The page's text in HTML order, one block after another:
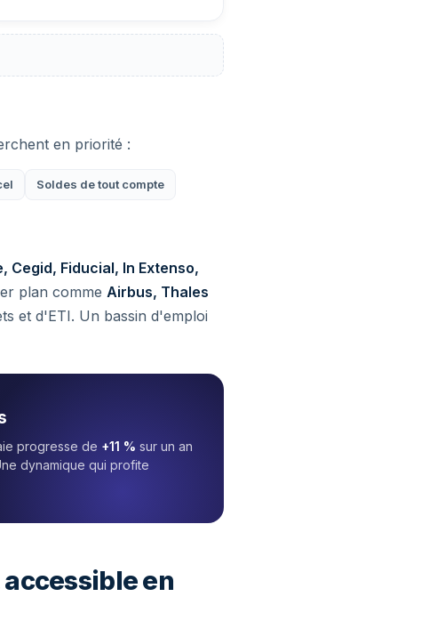
en priorité :
Soldes de tout compte
Cegid, Fiducial, In Extenso,
plan comme Airbus, Thales
et d'ETI. Un bassin d'emploi
progresse de +11 % sur un an
dynamique qui profite
en